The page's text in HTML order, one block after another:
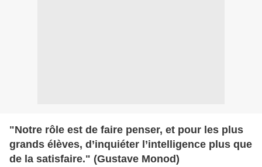
"Notre rôle est de faire penser, et pour les plus
grands élèves, d’inquiéter l’intelligence plus que
de la satisfaire." (Gustave Monod)